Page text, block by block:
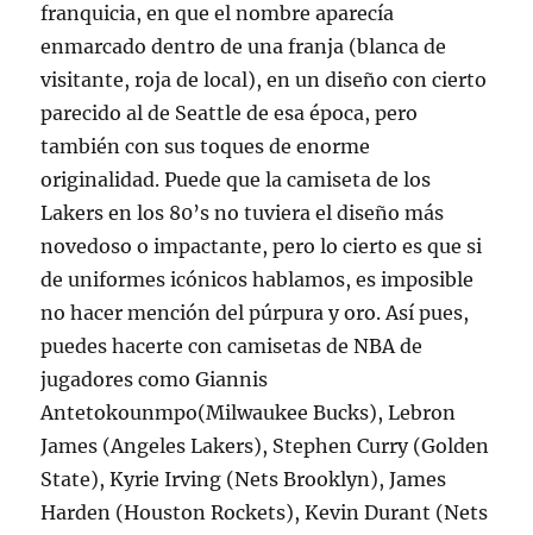
franquicia, en que el nombre aparecía
enmarcado dentro de una franja (blanca de
visitante, roja de local), en un diseño con cierto
parecido al de Seattle de esa época, pero
también con sus toques de enorme
originalidad. Puede que la camiseta de los
Lakers en los 80’s no tuviera el diseño más
novedoso o impactante, pero lo cierto es que si
de uniformes icónicos hablamos, es imposible
no hacer mención del púrpura y oro. Así pues,
puedes hacerte con camisetas de NBA de
jugadores como Giannis
Antetokounmpo(Milwaukee Bucks), Lebron
James (Angeles Lakers), Stephen Curry (Golden
State), Kyrie Irving (Nets Brooklyn), James
Harden (Houston Rockets), Kevin Durant (Nets